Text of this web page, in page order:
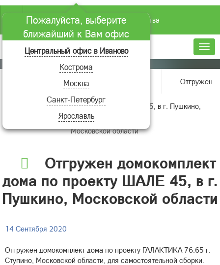
Пожалуйста, выберите
ближайший к Вам офис
Центральный офис в Иваново
Кострома
Москва
Санкт-Петербург
Ярославль
Условия строительства
Меню
О компании Отгружен
домокомплект дома по проекту ШАЛЕ 45, в г. Пушкино,
Московской области
Отгружен домокомплект
дома по проекту ШАЛЕ 45, в г.
Пушкино, Московской области
14 Сентября 2020
Отгружен домокомплект дома по проекту ГАЛАКТИКА 76.65 г.
Ступино, Московской области, для самостоятельной сборки.